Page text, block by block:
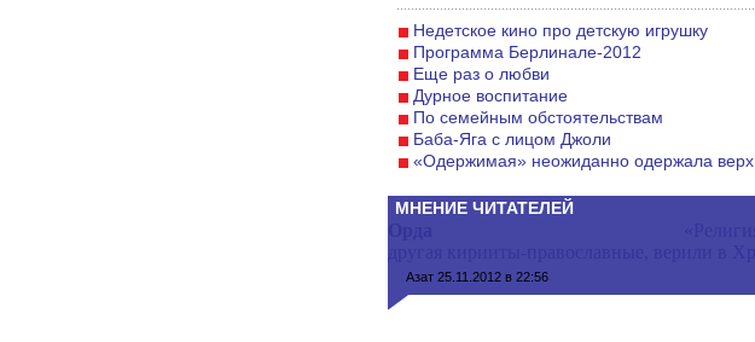
Недетское кино про детскую игрушку
Программа Берлинале-2012
Еще раз о любви
Дурное воспитание
По семейным обстоятельствам
Баба-Яга с лицом Джоли
«Одержимая» неожиданно одержала верх
МНЕНИЕ ЧИТАТЕЛЕЙ
Азат25.11.2012 в 22:56